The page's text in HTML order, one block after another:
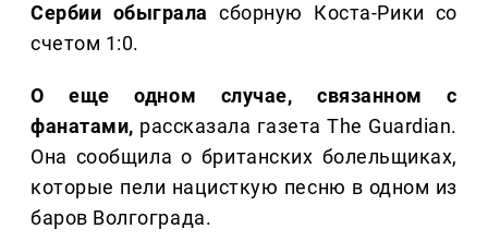
Сербии обыграласборную Коста-Рики со
счетом 1:0.
О еще одном случае, связанном с
фанатами, рассказала газета The Guardian.
Она сообщила о британских болельщиках,
которые пели нацисткую песню в одном из
баров Волгограда.